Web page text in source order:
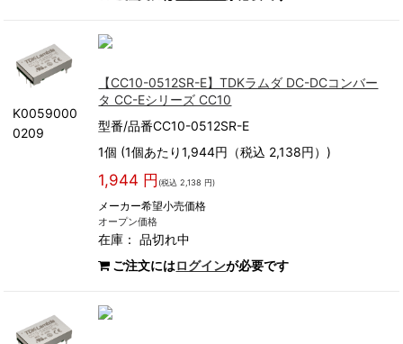
K0059000
0209
【CC10-0512SR-E】TDKラムダ DC-DCコンバー
タ CC-Eシリーズ CC10
型番/品番CC10-0512SR-E
1個 (1個あたり1,944円（税込 2,138円）)
1,944 円 (税込 2,138 円)
メーカー希望小売価格
オープン価格
在庫：品切れ中
ご注文にはログインが必要です